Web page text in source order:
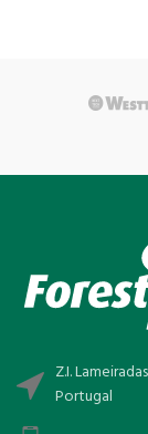
Z.I.
Portugal